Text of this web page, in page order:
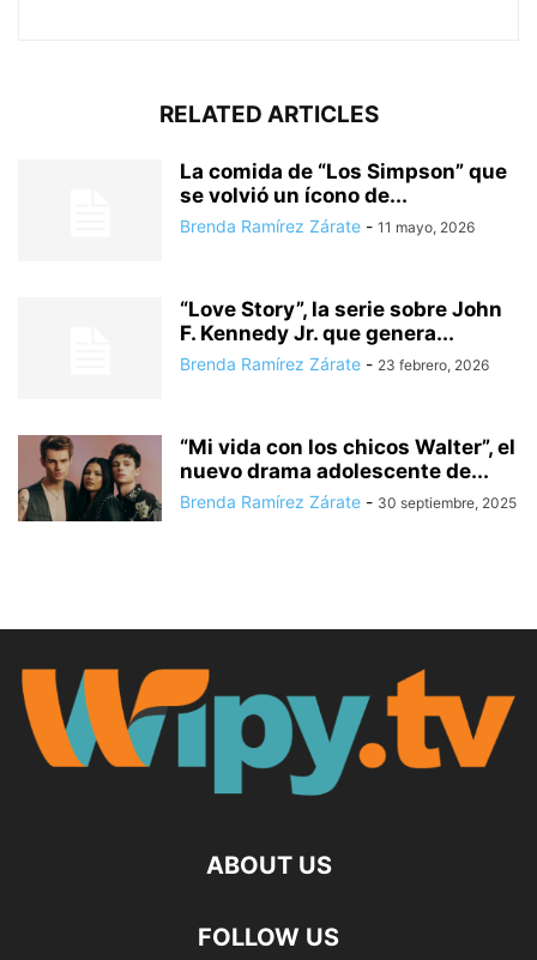
RELATED ARTICLES
La comida de “Los Simpson” que
se volvió un ícono de...
Brenda Ramírez Zárate - 11 mayo, 2026
“Love Story”, la serie sobre John
F. Kennedy Jr. que genera...
Brenda Ramírez Zárate - 23 febrero, 2026
“Mi vida con los chicos Walter”, el
nuevo drama adolescente de...
Brenda Ramírez Zárate - 30 septiembre, 2025
ABOUT US
FOLLOW US